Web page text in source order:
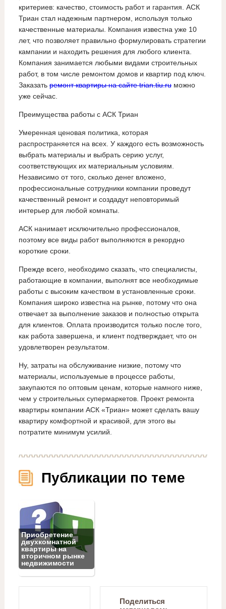
критериев: качество, стоимость работ и гарантия. АСК
Триан стал надежным партнером, используя только
качественные материалы. Компания известна уже 10
лет, что позволяет правильно формулировать стратегии
кампании и находить решения для любого клиента.
Компания занимается любыми видами строительных
работ, в том числе ремонтом домов и квартир под ключ.
Заказать ремонт квартиры на сайте trian.tiu.ruможно
уже сейчас.
Преимущества работы с АСК Триан
Умеренная ценовая политика, которая
распространяется на всех. У каждого есть возможность
выбрать материалы и выбрать серию услуг,
соответствующих их материальным условиям.
Независимо от того, сколько денег вложено,
профессиональные сотрудники компании проведут
качественный ремонт и создадут неповторимый
интерьер для любой комнаты.
АСК нанимает исключительно профессионалов,
поэтому все виды работ выполняются в рекордно
короткие сроки.
Прежде всего, необходимо сказать, что специалисты,
работающие в компании, выполнят все необходимые
работы с высоким качеством в установленные сроки.
Компания широко известна на рынке, потому что она
отвечает за выполнение заказов и полностью открыта
для клиентов. Оплата производится только после того,
как работа завершена, и клиент подтверждает, что он
удовлетворен результатом.
Ну, затраты на обслуживание низкие, потому что
материалы, используемые в процессе работы,
закупаются по оптовым ценам, которые намного ниже,
чем у строительных супермаркетов. Проект ремонта
квартиры компании АСК «Триан» может сделать вашу
квартиру комфортной и красивой, для этого вы
потратите минимум усилий.
Публикации по теме
Приобретение
двухкомнатной
квартиры на
вторичном рынке
недвижимости
Поделиться